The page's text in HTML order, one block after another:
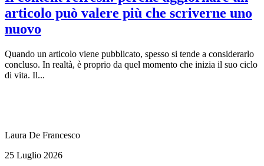
articolo può valere più che scriverne uno
nuovo
Quando un articolo viene pubblicato, spesso si tende a considerarlo
concluso. In realtà, è proprio da quel momento che inizia il suo ciclo
di vita. Il...
Laura De Francesco
25 Luglio 2026